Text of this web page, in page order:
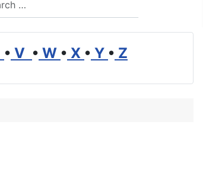
• V • W • X • Y • Z